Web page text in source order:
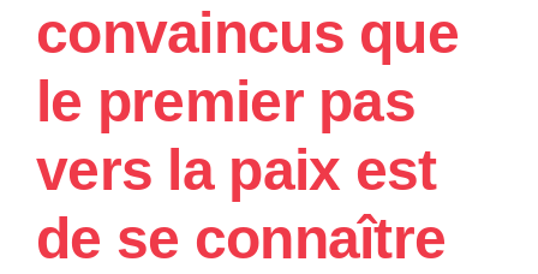
Par Région
Nous soutenir
Contact
convaincus que
le premier pas
vers la paix est
de se connaître